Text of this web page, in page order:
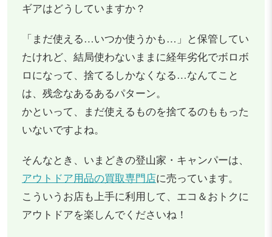
ギアはどうしていますか？
「まだ使える…いつか使うかも…」と保管してい
たけれど、結局使わないままに経年劣化でボロボ
ロになって、捨てるしかなくなる…なんてこと
は、残念なあるあるパターン。
かといって、まだ使えるものを捨てるのももった
いないですよね。
そんなとき、いまどきの登山家・キャンパーは、
アウトドア用品の買取専門店に売っています。
こういうお店も上手に利用して、エコ＆おトクに
アウトドアを楽しんでくださいね！